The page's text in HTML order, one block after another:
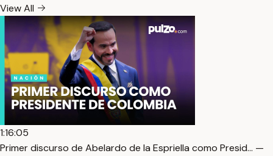
View All
1:16:05
Primer discurso de Abelardo de la Espriella como Presid… —